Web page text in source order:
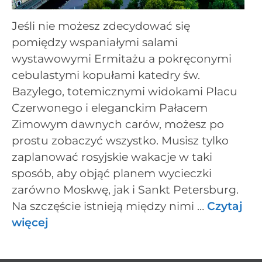
Jeśli nie możesz zdecydować się
pomiędzy wspaniałymi salami
wystawowymi Ermitażu a pokręconymi
cebulastymi kopułami katedry św.
Bazylego, totemicznymi widokami Placu
Czerwonego i eleganckim Pałacem
Zimowym dawnych carów, możesz po
prostu zobaczyć wszystko. Musisz tylko
zaplanować rosyjskie wakacje w taki
sposób, aby objąć planem wycieczki
zarówno Moskwę, jak i Sankt Petersburg.
Na szczęście istnieją między nimi … Czytaj
więcej